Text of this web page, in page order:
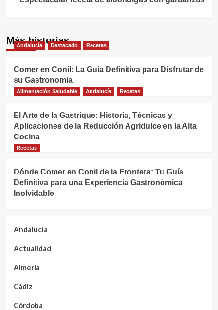
Más historias
Andalucía Destacado Recetas
Comer en Conil: La Guía Definitiva para Disfrutar de
su Gastronomía
Alimentación Saludable Andalucía Recetas
El Arte de la Gastrique: Historia, Técnicas y
Aplicaciones de la Reducción Agridulce en la Alta
Cocina
Recetas
Dónde Comer en Conil de la Frontera: Tu Guía
Definitiva para una Experiencia Gastronómica
Inolvidable
Andalucía
Actualidad
Almería
Cádiz
Córdoba